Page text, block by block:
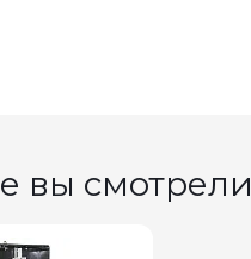
вы смотрели